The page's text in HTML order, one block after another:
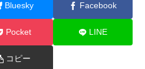
Bluesky Facebook
Pocket LINE
コピー